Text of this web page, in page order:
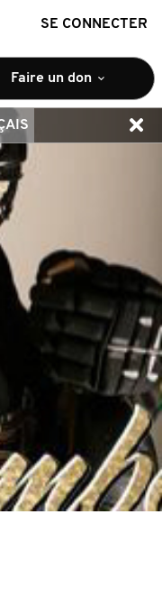
SE CONNECTER
Faire un don